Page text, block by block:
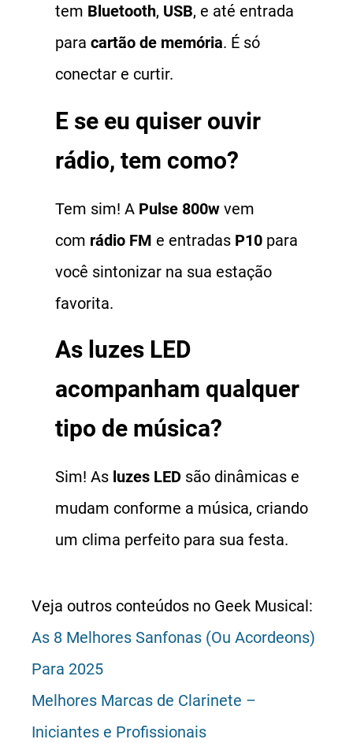
tem Bluetooth, USB, e até entrada
para cartão de memória. É só
conectar e curtir.
E se eu quiser ouvir
rádio, tem como?
Tem sim! A Pulse 800w vem
com rádio FM e entradas P10 para
você sintonizar na sua estação
favorita.
As luzes LED
acompanham qualquer
tipo de música?
Sim! As luzes LED são dinâmicas e
mudam conforme a música, criando
um clima perfeito para sua festa.
Veja outros conteúdos no Geek Musical:
As 8 Melhores Sanfonas (Ou Acordeons)
Para 2025
Melhores Marcas de Clarinete –
Iniciantes e Profissionais